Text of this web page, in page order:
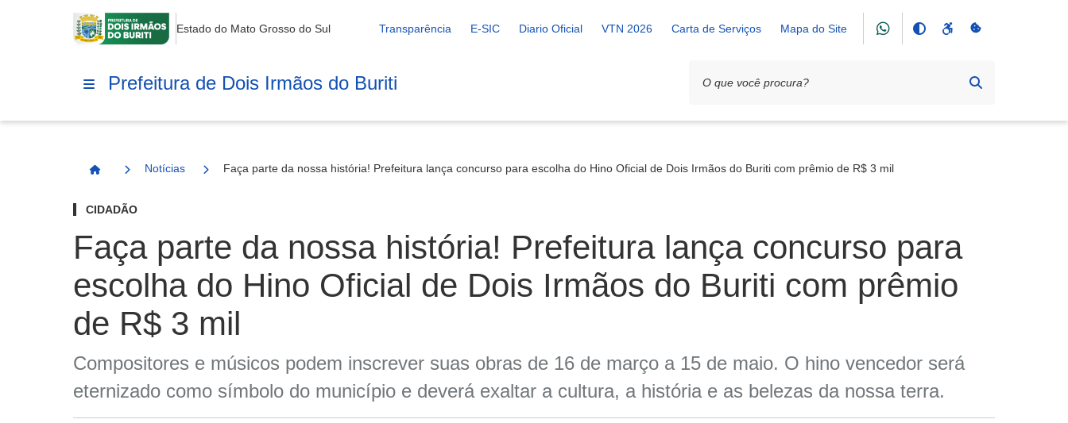
Estado do Mato Grosso do Sul Transparência E-SIC Diario Oficial VTN 2026 Carta de Serviços Mapa do Site
Prefeitura de Dois Irmãos do Buriti
Página Inicial
Notícias Faça parte da nossa história! Prefeitura lança concurso para escolha do Hino Oficial de Dois Irmãos do Buriti com prêmio de R$ 3 mil
CIDADÃO
Faça parte da nossa história! Prefeitura lança concurso para
escolha do Hino Oficial de Dois Irmãos do Buriti com prêmio
de R$ 3 mil
Compositores e músicos podem inscrever suas obras de 16 de março a 15 de maio. O hino vencedor será
eternizado como símbolo do município e deverá exaltar a cultura, a história e as belezas da nossa terra.